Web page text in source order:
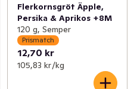
Flerkornsgröt Äpple,
Persika & Aprikos +8M
120 g, Semper
Prismatch
12,70 kr
105,83 kr /kg